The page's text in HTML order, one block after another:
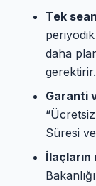
Tek
daha
gerektirir.
Garanti
Süresi ve
İlaçların